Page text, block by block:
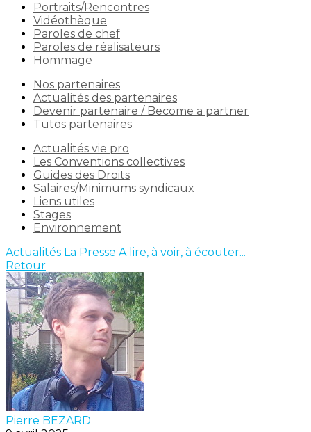
Portraits/Rencontres
Vidéothèque
Paroles de chef
Paroles de réalisateurs
Hommage
Nos partenaires
Actualités des partenaires
Devenir partenaire / Become a partner
Tutos partenaires
Actualités vie pro
Les Conventions collectives
Guides des Droits
Salaires/Minimums syndicaux
Liens utiles
Stages
Environnement
Actualités La Presse A lire, à voir, à écouter...
Retour
Pierre BEZARD